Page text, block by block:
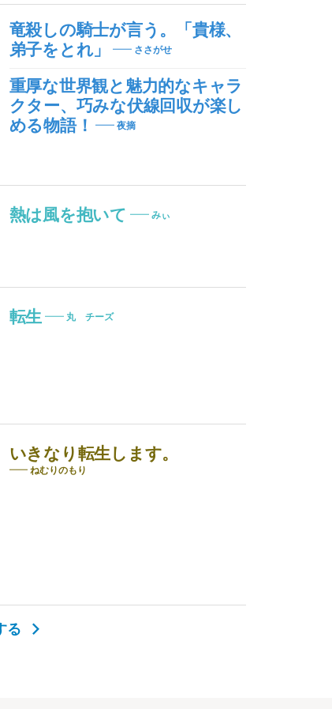
竜殺しの騎士が言う。「貴様、
弟子をとれ」
ささがせ
重厚な世界観と魅力的なキャラ
クター、巧みな伏線回収が楽し
める物語！
夜摘
熱は風を抱いて みぃ
転生 丸 チーズ
いきなり転生します。
ねむりのもり
る